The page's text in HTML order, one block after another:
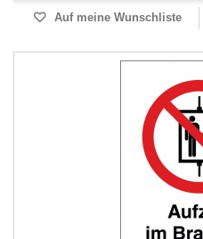
Auf meine Wunschliste